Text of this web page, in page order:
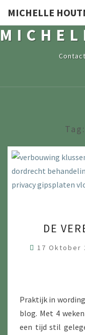
MICHELLE
Tag:
DE
17 Oktober
Praktijk in
blog. Met 4
een tijd stil